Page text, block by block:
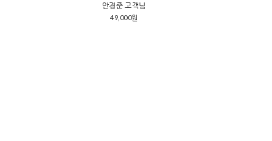
안경준 고객님
49,000원